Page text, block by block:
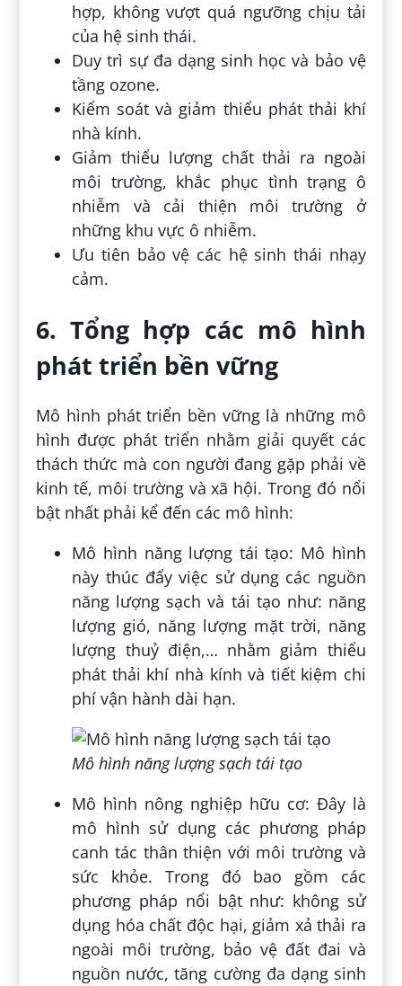
hợp, không vượt quá ngưỡng chịu tải
của hệ sinh thái.
Duy trì sự đa dạng sinh học và bảo vệ
tầng ozone.
Kiểm soát và giảm thiểu phát thải khí
nhà kính.
Giảm thiểu lượng chất thải ra ngoài
môi trường, khắc phục tình trạng ô
nhiễm và cải thiện môi trường ở
những khu vực ô nhiễm.
Ưu tiên bảo vệ các hệ sinh thái nhạy
cảm.
6. Tổng hợp các mô hình
phát triển bền vững
Mô hình phát triển bền vững là những mô
hình được phát triển nhằm giải quyết các
thách thức mà con người đang gặp phải về
kinh tế, môi trường và xã hội. Trong đó nổi
bật nhất phải kể đến các mô hình:
Mô hình năng lượng tái tạo: Mô hình
này thúc đẩy việc sử dụng các nguồn
năng lượng sạch và tái tạo như: năng
lượng gió, năng lượng mặt trời, năng
lượng thuỷ điện,… nhằm giảm thiểu
phát thải khí nhà kính và tiết kiệm chi
phí vận hành dài hạn.
Mô hình năng lượng sạch tái tạo
Mô hình nông nghiệp hữu cơ: Đây là
mô hình sử dụng các phương pháp
canh tác thân thiện với môi trường và
sức khỏe. Trong đó bao gồm các
phương pháp nổi bật như: không sử
dụng hóa chất độc hại, giảm xả thải ra
ngoài môi trường, bảo vệ đất đai và
nguồn nước, tăng cường đa dạng sinh